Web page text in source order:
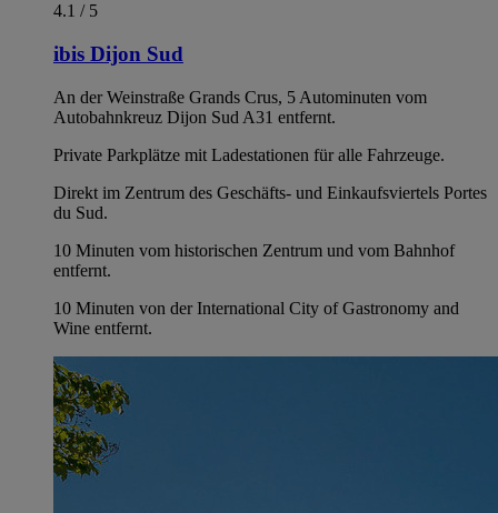
4.1 / 5
ibis Dijon Sud
An der Weinstraße Grands Crus, 5 Autominuten vom
Autobahnkreuz Dijon Sud A31 entfernt.
Private Parkplätze mit Ladestationen für alle Fahrzeuge.
Direkt im Zentrum des Geschäfts- und Einkaufsviertels Portes
du Sud.
10 Minuten vom historischen Zentrum und vom Bahnhof
entfernt.
10 Minuten von der International City of Gastronomy and
Wine entfernt.